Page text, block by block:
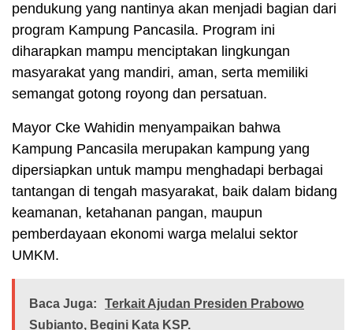
pendukung yang nantinya akan menjadi bagian dari
program Kampung Pancasila. Program ini
diharapkan mampu menciptakan lingkungan
masyarakat yang mandiri, aman, serta memiliki
semangat gotong royong dan persatuan.
Mayor Cke Wahidin menyampaikan bahwa
Kampung Pancasila merupakan kampung yang
dipersiapkan untuk mampu menghadapi berbagai
tantangan di tengah masyarakat, baik dalam bidang
keamanan, ketahanan pangan, maupun
pemberdayaan ekonomi warga melalui sektor
UMKM.
Baca Juga:
Terkait Ajudan Presiden Prabowo
Subianto, Begini Kata KSP.